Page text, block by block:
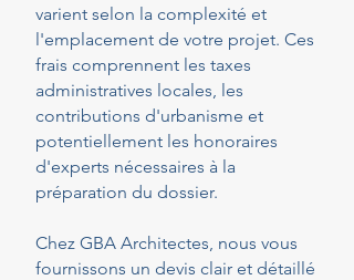
varient selon la complexité et
l'emplacement de votre projet. Ces
frais comprennent les taxes
administratives locales, les
contributions d'urbanisme et
potentiellement les honoraires
d'experts nécessaires à la
préparation du dossier.
Chez GBA Architectes, nous vous
fournissons un devis clair et détaillé